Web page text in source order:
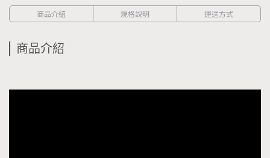
商品介紹 規格說明 運送方式
商品介紹